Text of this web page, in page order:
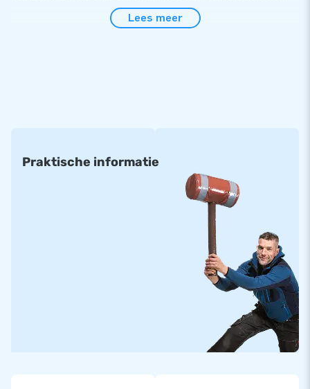
Wil je dit liever uitbesteden kunnen wij voor een meerprijs
een installatie service bieden. Je springberg wordt dan in 1
• 6 x 6 m • 8 x 6 m • 10 x 12 m
• 6 x 8 m • 8 x 8 m • 12 x 15 m
• 6 x 12 m • 8 x 12 m • 14 x 20 m
Alle opblaasbare springbergen zijn gemaakt van materialen
met een hoge kwaliteit. Ze zijn standaard voorzien van de
juiste certificatie en handleidingen voor professioneel
Standaard airmountains kunnen in ongeveer twee weken
Lees meer
Praktische informatie